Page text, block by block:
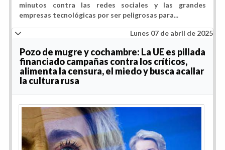
minutos contra las redes sociales y las grandes
empresas tecnológicas por ser peligrosas para...
Lunes 07 de abril de 2025
Pozo de mugre y cochambre: La UE es pillada
financiado campañas contra los críticos,
alimenta la censura, el miedo y busca acallar
la cultura rusa